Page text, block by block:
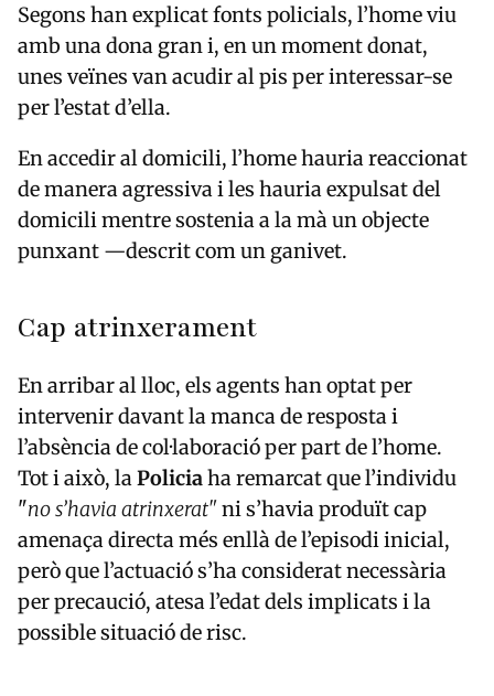
Segons han explicat fonts policials, l’home viu
amb una dona gran i, en un moment donat,
unes veïnes van acudir al pis per interessar-se
per l’estat d’ella.
En accedir al domicili, l’home hauria reaccionat
de manera agressiva i les hauria expulsat del
domicili mentre sostenia a la mà un objecte
punxant —descrit com un ganivet.
Cap atrinxerament
En arribar al lloc, els agents han optat per
intervenir davant la manca de resposta i
l’absència de col·laboració per part de l’home.
Tot i això, laPoliciaha remarcat que l’individu
"no s’havia atrinxerat"ni s’havia produït cap
amenaça directa més enllà de l’episodi inicial,
però que l’actuació s’ha considerat necessària
per precaució, atesa l’edat dels implicats i la
possible situació de risc.